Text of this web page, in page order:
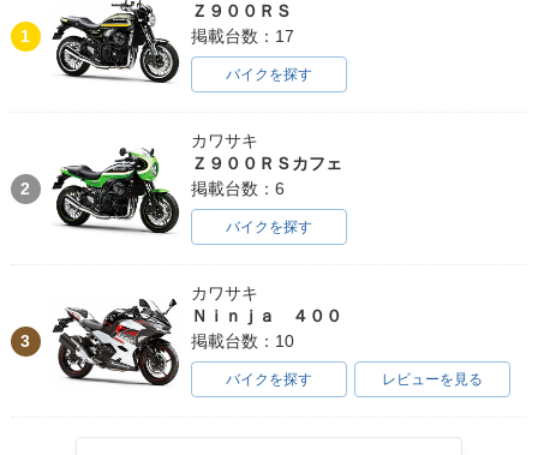
1
Ｚ９００ＲＳ
掲載台数：17
バイクを探す
2
カワサキ
Ｚ９００ＲＳカフェ
掲載台数：6
バイクを探す
3
カワサキ
Ｎｉｎｊａ ４００
掲載台数：10
バイクを探す レビューを見る